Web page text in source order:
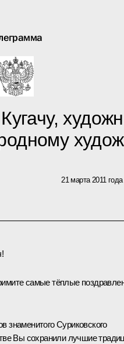
21 марта 2011 года
самые тёплые
знаменитого Суриковского
Вы сохранили лучшие